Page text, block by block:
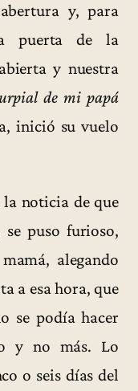
y, para
puerta de la
y nuestra
de mi papá
inició su vuelo
la noticia de que
puso furioso,
alegando
a esa hora, que
se podía hacer
y no más. Lo
o seis días del